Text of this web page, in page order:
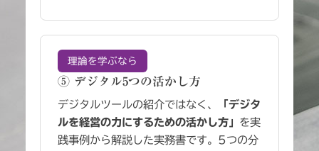
理論を学ぶなら
⑤ デジタル5つの活かし方
デジタルツールの紹介ではなく、
「デジタ
ルを経営の力にするための活かし方」 を実
践事例から解説した実務書です。5つの分